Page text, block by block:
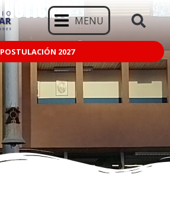
MENU
POSTULACIÓN 2027
NOTICIAS